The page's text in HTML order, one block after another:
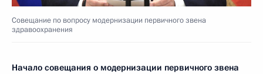
Совещание по вопросу модернизации первичного звена
здравоохранения
Начало совещания о модернизации первичного звена